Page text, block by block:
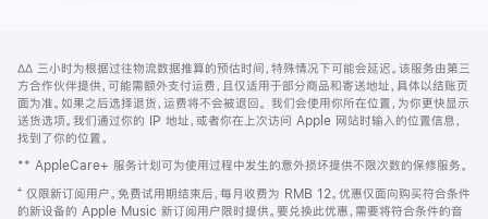
页
页
脚
注
∆∆ 三小时为根据过往物流数据推算的预估时间，特殊情况下可能会延迟。该服务由第三
方合作伙伴提供，可能需额外支付运费，且仅适用于部分商品和寄送地址，具体以结账页
面为准。如果之后选择退货，运费将不会被退回。 我们会使用你所在位置，为你更快显示
送货选项。我们通过你的 IP 地址，或者你在上次访问 Apple 网站时输入的位置信息，
找到了你的位置。
** AppleCare+ 服务计划可为使用过程中发生的意外损坏提供不限次数的保修服务。
⁺ 仅限新订阅用户。免费试用期结束后，每月收费为 RMB 12。优惠仅面向购买符合条件
的新设备的 Apple Music 新订阅用户限时提供。要兑换此优惠，需要将符合条件的音